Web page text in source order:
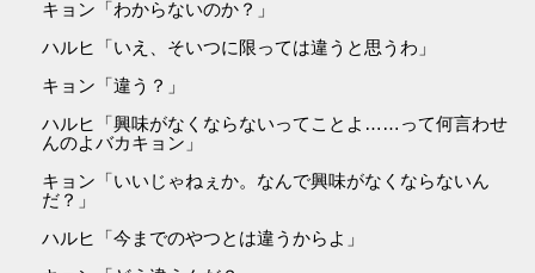
キョン「わからないのか？」
ハルヒ「いえ、そいつに限っては違うと思うわ」
キョン「違う？」
ハルヒ「興味がなくならないってことよ……って何言わせ
んのよバカキョン」
キョン「いいじゃねぇか。なんで興味がなくならないん
だ？」
ハルヒ「今までのやつとは違うからよ」